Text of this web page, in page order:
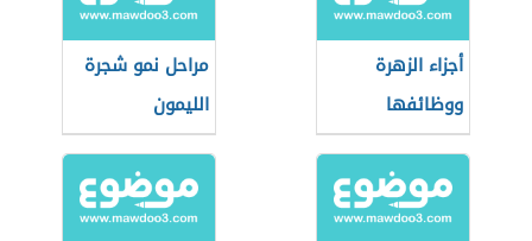
أجزاء الزهرة
ووظائفها
مراحل نمو شجرة
الليمون